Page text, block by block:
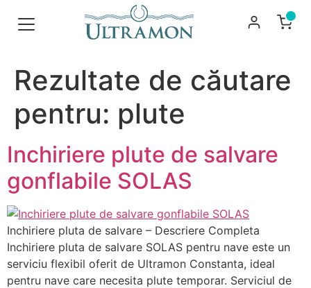
Rezultate de căutare
pentru: plute
Inchiriere plute de salvare
gonflabile SOLAS
Inchiriere pluta de salvare – Descriere Completa
Inchiriere pluta de salvare SOLAS pentru nave este un
serviciu flexibil oferit de Ultramon Constanta, ideal
pentru nave care necesita plute temporar. Serviciul de